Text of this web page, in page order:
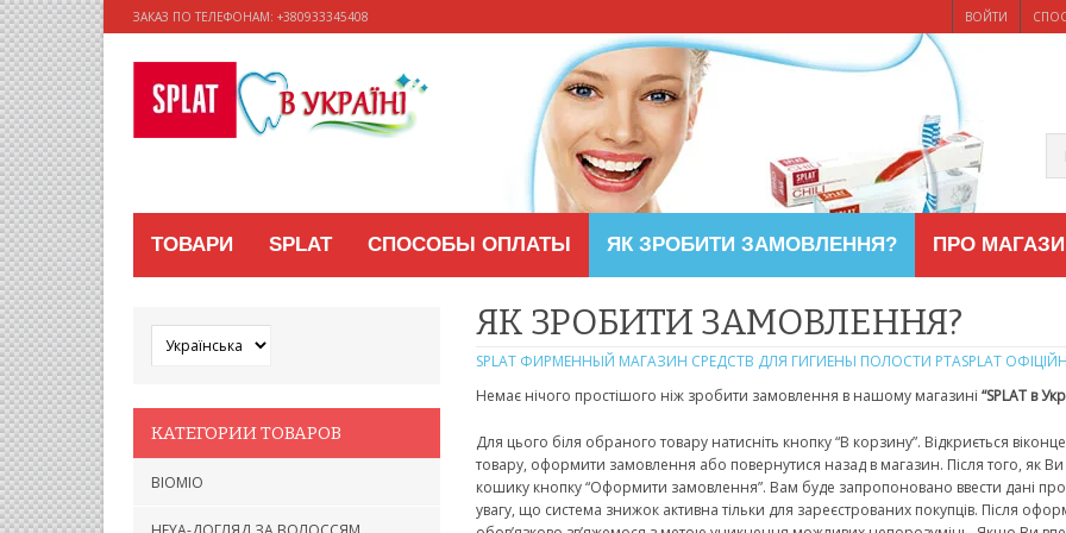
ЗАКАЗ ПО ТЕЛЕФОНАМ: +38‎0933345408 ВОЙТИ
ТОВАРИ SPLAT СПОСОБЫ ОПЛАТЫ ЯК ЗРОБИТИ ЗАМОВЛЕННЯ? ПРО
КАТЕГОРИИ ТОВАРОВ
BIOMIO
ЯК ЗРОБИТИ ЗАМОВЛЕННЯ?
SPLAT ФИРМЕННЫЙ МАГАЗИН СРЕДСТВ ДЛЯ ГИГИЕНЫ ПОЛОСТИ РТАSPLAT
Немає нічого простішого ніж зробити замовлення в нашому магазині “SPLAT в
Для цього біля обраного товару натисніть кнопку “В корзину”. Відкриється
товару, оформити замовлення або повернутися назад в магазин. Після того, як
кошику кнопку “Оформити замовлення”. Вам буде запропоновано ввести дані про
увагу, що система знижок активна тільки для зареєстрованих покупців. Після